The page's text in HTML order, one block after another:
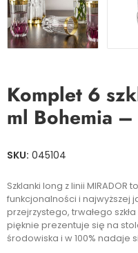
Komplet 6
ml Bohemia
SKU: 045104
Szklanki long z linii
funkcjonalności i najwyższej
przejrzystego, trwałego
pięknie prezentuje się na
środowiska i w 100% nadaje